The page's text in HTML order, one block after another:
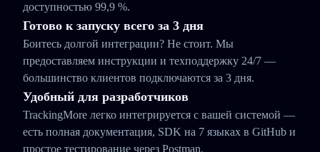
доступностью 99,9 %.
Готово к запуску всего за 3 дня
Боитесь долгой интеграции? Не стоит. Мы
предоставляем инструкции и техподдержку 24/7 —
большинство клиентов подключаются за 3 дня.
Удобный для разработчиков
TrackingMore легко интегрируется с вашей системой —
есть полная документация, SDK на 7 языках в GitHub и
простое тестирование через Postman.